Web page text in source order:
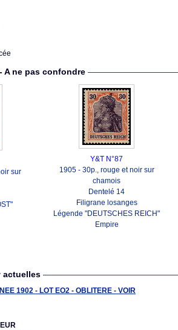
A ne pas confondre
sur
Y&T N°87
1905 - 30p., rouge et noir sur
chamois
Dentelé 14
Filigrane losanges
Légende "DEUTSCHES REICH"
Empire
actuelles
1902 - LOT EO2 - OBLITERE - VOIR